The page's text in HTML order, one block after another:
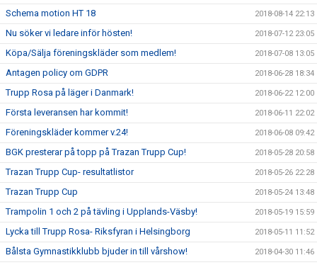
Schema motion HT 18 2018-08-14 22:13
Nu söker vi ledare inför hösten! 2018-07-12 23:05
Köpa/Sälja föreningskläder som medlem! 2018-07-08 13:05
Antagen policy om GDPR 2018-06-28 18:34
Trupp Rosa på läger i Danmark! 2018-06-22 12:00
Första leveransen har kommit! 2018-06-11 22:02
Föreningskläder kommer v.24! 2018-06-08 09:42
BGK presterar på topp på Trazan Trupp Cup! 2018-05-28 20:58
Trazan Trupp Cup- resultatlistor 2018-05-26 22:28
Trazan Trupp Cup 2018-05-24 13:48
Trampolin 1 och 2 på tävling i Upplands-Väsby! 2018-05-19 15:59
Lycka till Trupp Rosa- Riksfyran i Helsingborg 2018-05-11 11:52
Bålsta Gymnastikklubb bjuder in till vårshow! 2018-04-30 11:46